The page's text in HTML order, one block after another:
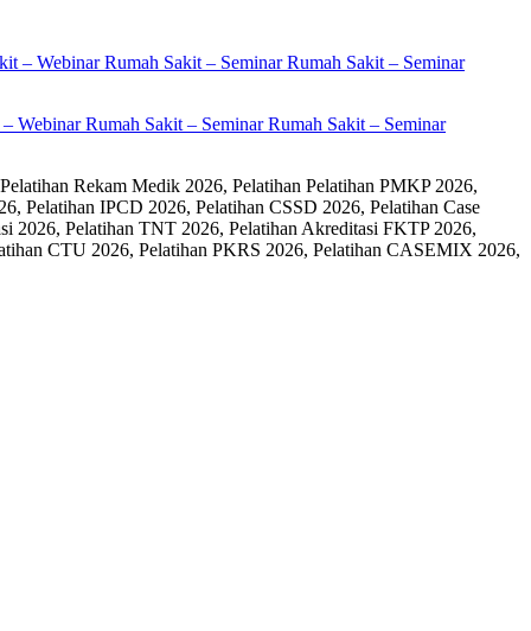
Webinar Rumah Sakit – Seminar Rumah Sakit – Seminar
Rekam Medik 2026, Pelatihan Pelatihan PMKP 2026,
Pelatihan IPCD 2026, Pelatihan CSSD 2026, Pelatihan Case
2026, Pelatihan TNT 2026, Pelatihan Akreditasi FKTP 2026,
CTU 2026, Pelatihan PKRS 2026, Pelatihan CASEMIX 2026,